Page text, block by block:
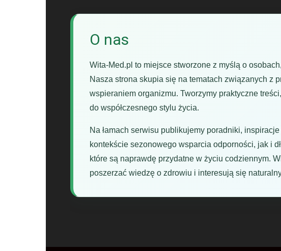
O nas
Wita-Med.pl to miejsce stworzone z myślą o
Nasza strona skupia się na tematach związanych z
wspieraniem organizmu. Tworzymy praktyczne
do współczesnego stylu życia.
Na łamach serwisu publikujemy poradniki,
kontekście sezonowego wsparcia odporności, jak i
które są naprawdę przydatne w życiu codziennym.
poszerzać wiedzę o zdrowiu i interesują się